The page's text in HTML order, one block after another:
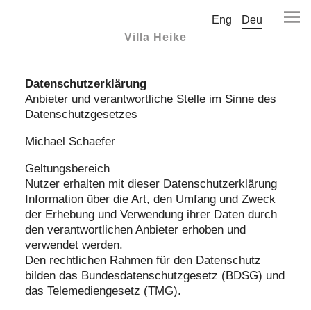
Villa Heike
Datenschutzerklärung
Anbieter und verantwortliche Stelle im Sinne des
Datenschutzgesetzes
Michael Schaefer
Geltungsbereich
Nutzer erhalten mit dieser Datenschutzerklärung
Information über die Art, den Umfang und Zweck
der Erhebung und Verwendung ihrer Daten durch
den verantwortlichen Anbieter erhoben und
verwendet werden.
Den rechtlichen Rahmen für den Datenschutz
bilden das Bundesdatenschutzgesetz (BDSG) und
das Telemediengesetz (TMG).
Eng Deu